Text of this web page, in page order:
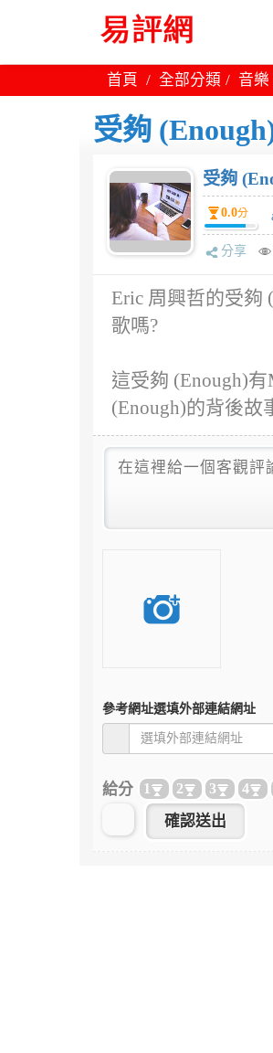
首頁 全部分類 音樂
受夠
受夠
0.0分
分享
Eric 周興哲的受夠
歌嗎?
這受夠 (Enough)
(Enough)的背後
參考網址選填外部連結網址
給分 1 2 3 4